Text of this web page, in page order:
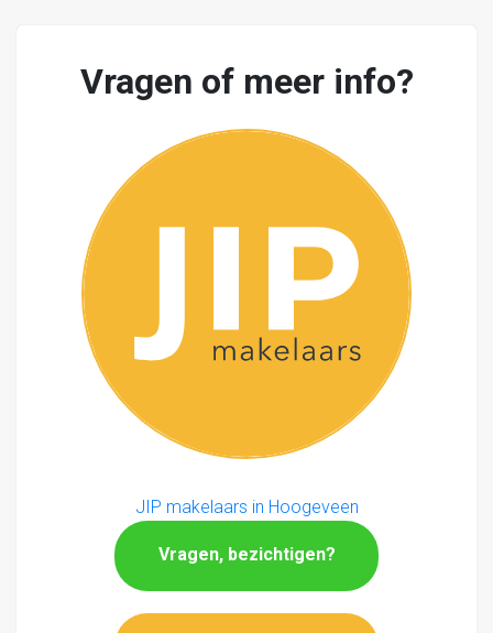
Vragen of meer info?
JIP makelaars in Hoogeveen
Vragen, bezichtigen?